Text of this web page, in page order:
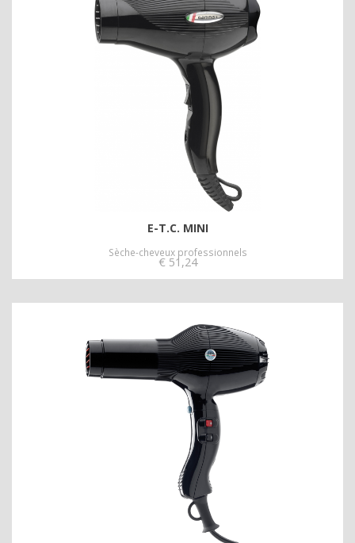
E-T.C. MINI
Sèche-cheveux professionnels
€ 51,24